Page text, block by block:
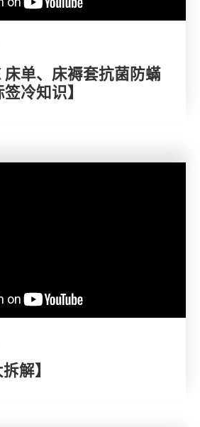
床单、床褥套抗菌防蟎
冷知识】
解】